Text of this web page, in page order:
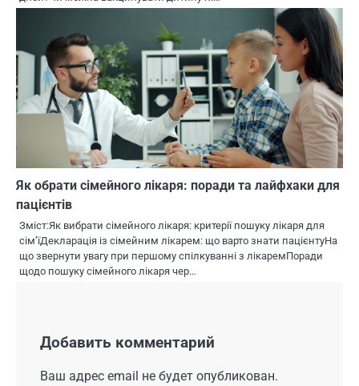
Як обрати сімейного лікаря: поради та лайфхаки для
пацієнтів
Зміст:Як вибрати сімейного лікаря: критерії пошуку лікаря для
сім’їДекларація із сімейним лікарем: що варто знати пацієнтуНа
що звернути увагу при першому спілкуванні з лікаремПоради
щодо пошуку сімейного лікаря чер…
Добавить комментарий
Ваш адрес email не будет опубликован.